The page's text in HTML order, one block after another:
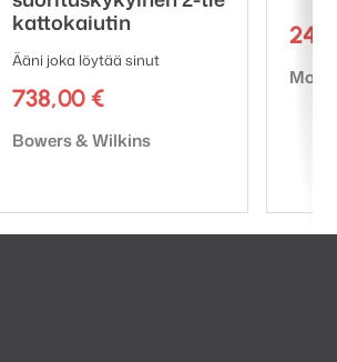
kattokaiutin
Ääni joka löytää sinut
738,00 €
Tuotemerkki:
Bowers & Wilkins